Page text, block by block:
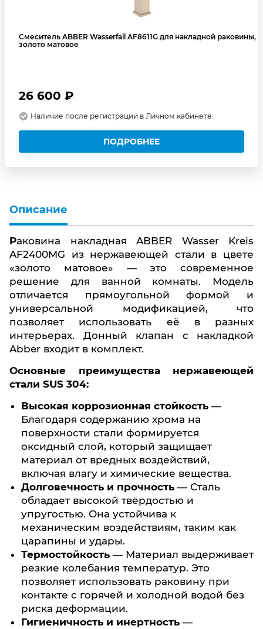
Смеситель ABBER Wasserfall AF8611G для накладной раковины,
золото матовое
26 600 ₽
Наличие после регистрации в Личном кабинете
ПОДРОБНЕЕ
Описание
Раковина накладная ABBER Wasser Kreis
AF2400MG из нержавеющей стали в цвете
«золото матовое» — это современное
решение для ванной комнаты. Модель
отличается прямоугольной формой и
универсальной модификацией, что
позволяет использовать её в разных
интерьерах. Донный клапан с накладкой
Abber входит в комплект.
Основные преимущества нержавеющей
стали SUS 304:
Высокая коррозионная стойкость —
Благодаря содержанию хрома на
поверхности стали формируется
оксидный слой, который защищает
материал от вредных воздействий,
включая влагу и химические вещества.
Долговечность и прочность — Сталь
обладает высокой твёрдостью и
упругостью. Она устойчива к
механическим воздействиям, таким как
царапины и удары.
Термостойкость — Материал выдерживает
резкие колебания температур. Это
позволяет использовать раковину при
контакте с горячей и холодной водой без
риска деформации.
Гигиеничность и инертность —